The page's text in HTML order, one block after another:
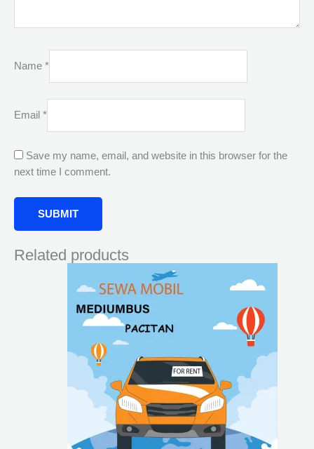
Name *
Email *
Save my name, email, and website in this browser for the
next time I comment.
Related products